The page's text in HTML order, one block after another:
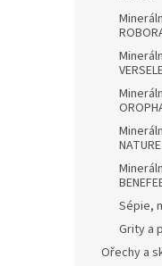
NATURE
Sépie,
Grity a
Ořechy a